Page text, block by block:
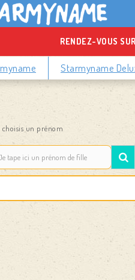
RENDEZ-VOUS
Starmyname
choisis un prénom